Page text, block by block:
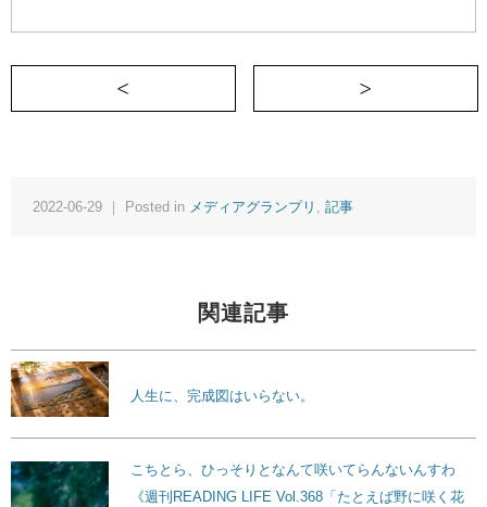
＜ 息子とライブに行った先に見えた世界
2022-06-29 ｜ Posted in メディアグランプリ , 記事
関連記事
人生に、完成図はいらない。
こちとら、ひっそりとなんて咲いてらんないんすわ
《週刊READING LIFE Vol.368「たとえば野に咲く花